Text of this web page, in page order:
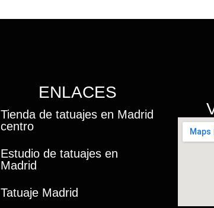
ENLACES
Tienda de tatuajes en Madrid
centro
Estudio de tatuajes en
Madrid
Tatuaje Madrid